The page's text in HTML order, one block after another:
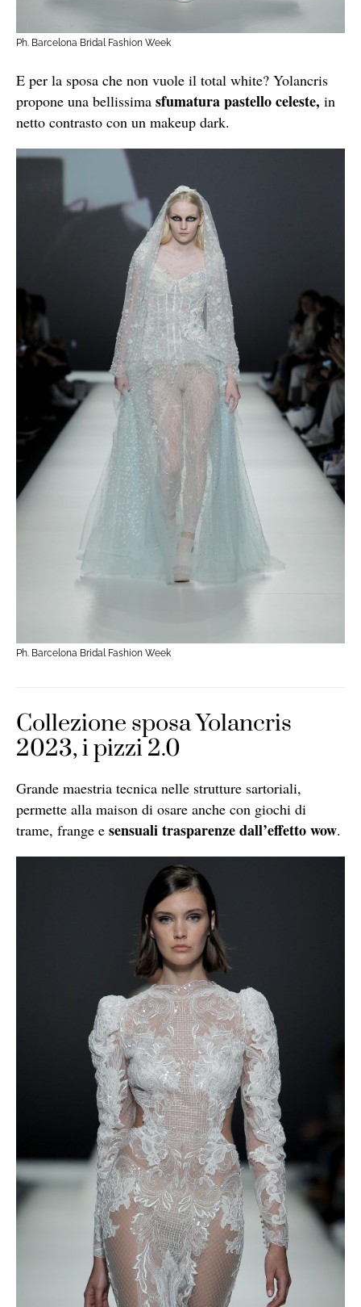
Ph. Barcelona Bridal Fashion Week
E per la sposa che non vuole il total white? Yolancris
propone una bellissima sfumatura pastello celeste, in
netto contrasto con un makeup dark.
Ph. Barcelona Bridal Fashion Week
Collezione sposa Yolancris
2023, i pizzi 2.0
Grande maestria tecnica nelle strutture sartoriali,
permette alla maison di osare anche con giochi di
trame, frange e sensuali trasparenzedall’effetto wow.